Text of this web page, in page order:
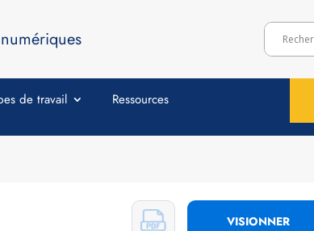
de travail
Ressources
VISIONNER